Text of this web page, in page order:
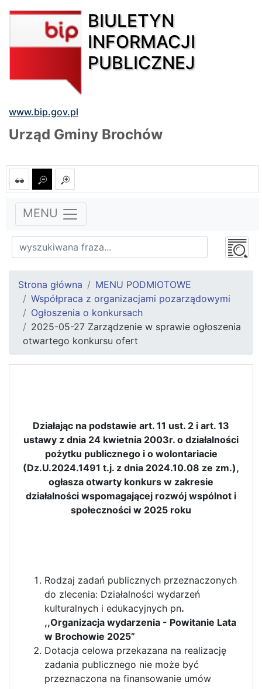
BIULETYN
INFORMACJI
PUBLICZNEJ
www.bip.gov.pl
Urząd Gminy Brochów
MENU
Strona główna
MENU PODMIOTOWE
Współpraca z organizacjami pozarządowymi
Ogłoszenia o konkursach
2025-05-27 Zarządzenie w sprawie ogłoszenia
otwartego konkursu ofert
Działając na podstawie art. 11 ust. 2 i art. 13
ustawy z dnia 24 kwietnia 2003r. o działalności
pożytku publicznego i o wolontariacie
(Dz.U.2024.1491 t.j. z dnia 2024.10.08 ze zm.),
ogłasza otwarty konkurs w zakresie
działalności wspomagającej rozwój wspólnot i
społeczności w 2025 roku
Rodzaj zadań publicznych przeznaczonych
do zlecenia: Działalności wydarzeń
kulturalnych i edukacyjnych pn.
,,Organizacja wydarzenia - Powitanie Lata
w Brochowie 2025”
Dotacja celowa przekazana na realizację
zadania publicznego nie może być
przeznaczona na finansowanie umów